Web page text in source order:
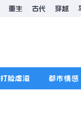
重生 古代 穿越
打脸虐渣 都市情感